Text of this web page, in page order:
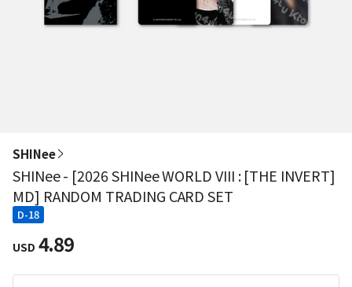
SHINee
SHINee - [2026 SHINee WORLD VIII : [THE INVERT]
MD] RANDOM TRADING CARD SET
D-18
USD 4.89